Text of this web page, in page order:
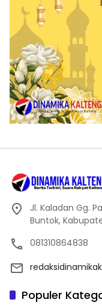
Jl. Kaladan Gg.
Buntok,
081310864838
Populer